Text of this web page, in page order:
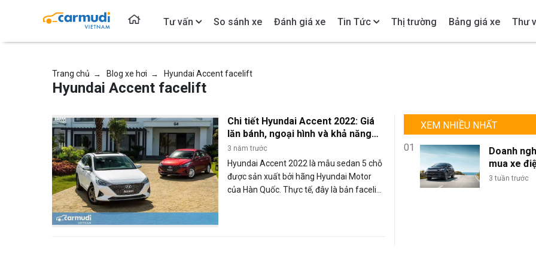
Tư vấn So sánh xe Đánh giá xe Tin Tức Thị trường Bảng giá xe Thư
Trang chủ → Blog xe hơi → Hyundai Accent facelift
Hyundai Accent facelift
Chi tiết Hyundai Accent 2022: Giá
lăn bánh, ngoại hình và khả năng
vận hành
3 năm trước
Hyundai Accent 2022 là mẫu sedan 5 chỗ
được sản xuất bởi hãng Hyundai Motor
của Hàn Quốc. Thực tế, đây là bản facelift
XEM NHIỀU NHẤT
01
Doanh
mua xe
lượng lớn:
3 tuần trước